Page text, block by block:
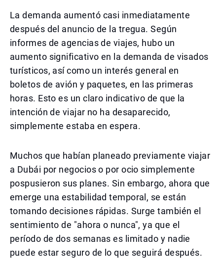
La demanda aumentó casi inmediatamente
después del anuncio de la tregua. Según
informes de agencias de viajes, hubo un
aumento significativo en la demanda de visados
turísticos, así como un interés general en
boletos de avión y paquetes, en las primeras
horas. Esto es un claro indicativo de que la
intención de viajar no ha desaparecido,
simplemente estaba en espera.
Muchos que habían planeado previamente viajar
a Dubái por negocios o por ocio simplemente
pospusieron sus planes. Sin embargo, ahora que
emerge una estabilidad temporal, se están
tomando decisiones rápidas. Surge también el
sentimiento de "ahora o nunca", ya que el
período de dos semanas es limitado y nadie
puede estar seguro de lo que seguirá después.